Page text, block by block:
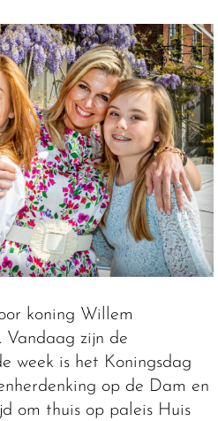
koning Willem
Vandaag zijn de
week is het Koningsdag
op de Dam en
om thuis op paleis Huis